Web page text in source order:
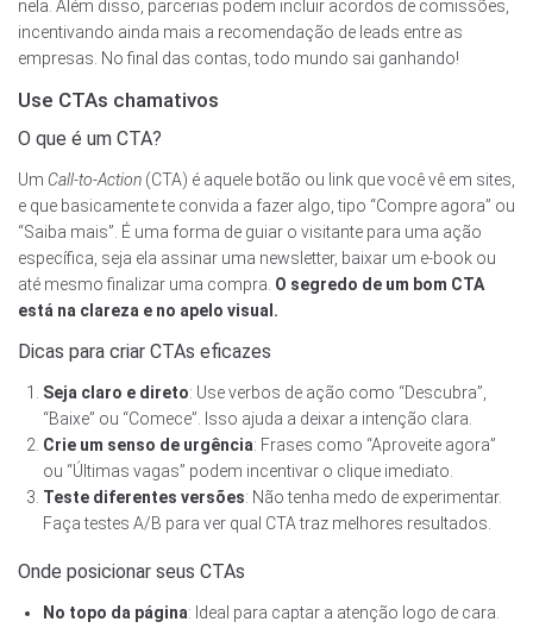
nela. Além disso, parcerias podem incluir acordos de comissões,
incentivando ainda mais a recomendação de leads entre as
empresas. No final das contas, todo mundo sai ganhando!
Use CTAs chamativos
O que é um CTA?
Um Call-to-Action (CTA) é aquele botão ou link que você vê em sites,
e que basicamente te convida a fazer algo, tipo “Compre agora” ou
“Saiba mais”. É uma forma de guiar o visitante para uma ação
específica, seja ela assinar uma newsletter, baixar um e-book ou
até mesmo finalizar uma compra. O segredo de um bom CTA
está na clareza e no apelo visual.
Dicas para criar CTAs eficazes
Seja claro e direto: Use verbos de ação como “Descubra”,
“Baixe” ou “Comece”. Isso ajuda a deixar a intenção clara.
Crie um senso de urgência: Frases como “Aproveite agora”
ou “Últimas vagas” podem incentivar o clique imediato.
Teste diferentes versões: Não tenha medo de experimentar.
Faça testes A/B para ver qual CTA traz melhores resultados.
Onde posicionar seus CTAs
No topo da página: Ideal para captar a atenção logo de cara.